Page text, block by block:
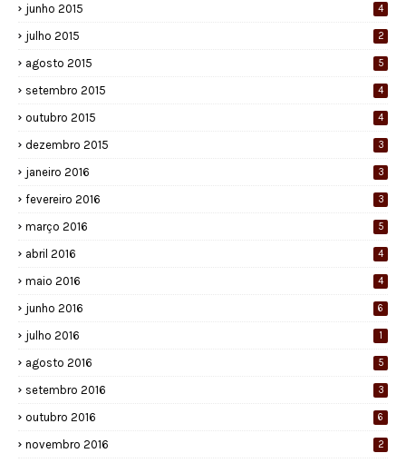
junho 2015 4
julho 2015 2
agosto 2015 5
setembro 2015 4
outubro 2015 4
dezembro 2015 3
janeiro 2016 3
fevereiro 2016 3
março 2016 5
abril 2016 4
maio 2016 4
junho 2016 6
julho 2016 1
agosto 2016 5
setembro 2016 3
outubro 2016 6
novembro 2016 2